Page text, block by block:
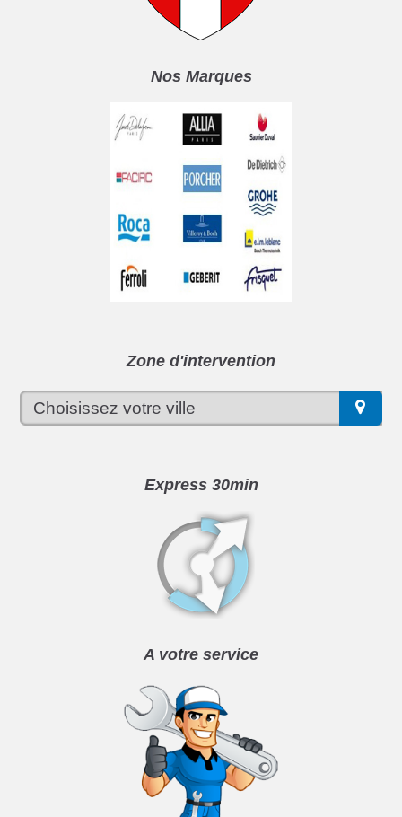
Nos Marques
Zone d'intervention
Express 30min
A votre service